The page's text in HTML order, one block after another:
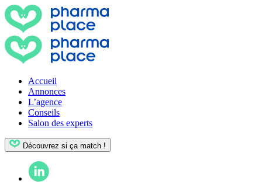
Accueil
Annonces
L’agence
Conseils
Salon des experts
Découvrez si ça match !